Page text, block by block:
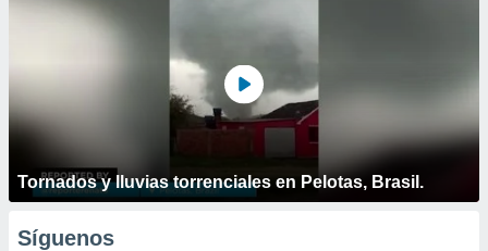
Tornados y lluvias torrenciales en Pelotas, Brasil.
Síguenos